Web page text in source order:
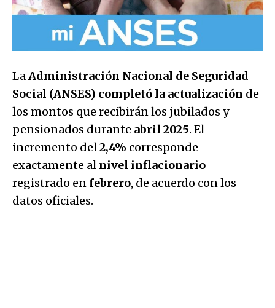
LaAdministración Nacional de Seguridad
Social (ANSES) completó la actualización de
los montos que recibirán los jubilados y
pensionados durante abril 2025. El
incremento del2,4% corresponde
exactamente al nivel inflacionario
registrado en febrero, de acuerdo con los
datos oficiales.